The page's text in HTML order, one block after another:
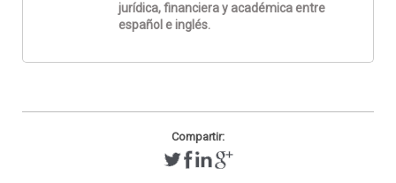
jurídica, financiera y académica entre
español e inglés.
Compartir: